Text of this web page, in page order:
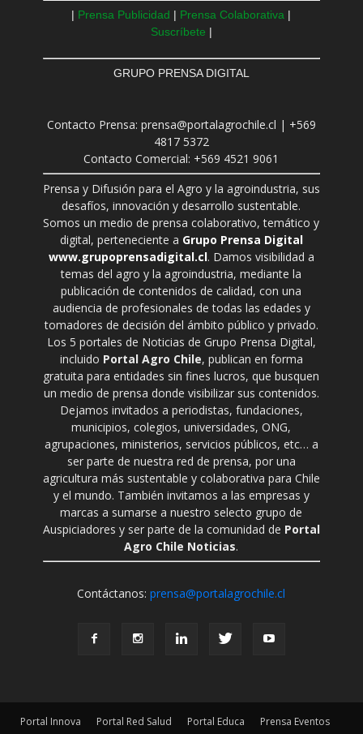
| Prensa Publicidad | Prensa Colaborativa |
Suscríbete |
GRUPO PRENSA DIGITAL
Contacto Prensa: prensa@portalagrochile.cl | +569
4817 5372
Contacto Comercial: +569 4521 9061
Prensa y Difusión para el Agro y la agroindustria, sus
desafíos, innovación y desarrollo sustentable.
Somos un medio de prensa colaborativo, temático y
digital, perteneciente a Grupo Prensa Digital
www.grupoprensadigital.cl. Damos visibilidad a
temas del agro y la agroindustria, mediante la
publicación de contenidos de calidad, con una
audiencia de profesionales de todas las edades y
tomadores de decisión del ámbito público y privado.
Los 5 portales de Noticias de Grupo Prensa Digital,
incluido Portal Agro Chile, publican en forma
gratuita para entidades sin fines lucros, que busquen
un medio de prensa donde visibilizar sus contenidos.
Dejamos invitados a periodistas, fundaciones,
municipios, colegios, universidades, ONG,
agrupaciones, ministerios, servicios públicos, etc… a
ser parte de nuestra red de prensa, por una
agricultura más sustentable y colaborativa para Chile
y el mundo. También invitamos a las empresas y
marcas a sumarse a nuestro selecto grupo de
Auspiciadores y ser parte de la comunidad de Portal
Agro Chile Noticias.
Contáctanos:prensa@portalagrochile.cl
Portal Innova Portal Red Salud Portal Educa
Prensa Eventos